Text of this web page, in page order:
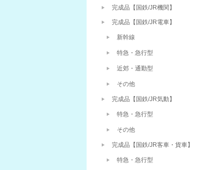
完成品【国鉄/JR機関】
完成品【国鉄/JR電車】
新幹線
特急・急行型
近郊・通勤型
その他
完成品【国鉄/JR気動】
特急・急行型
その他
完成品【国鉄/JR客車・貨車】
特急・急行型